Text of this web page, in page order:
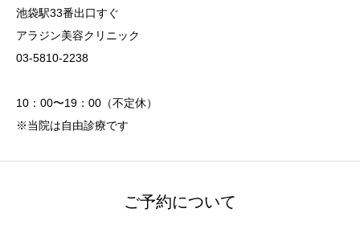
池袋駅33番出口すぐ
アラジン美容クリニック
03-5810-2238
10：00〜19：00（不定休）
※当院は自由診療です
ご予約について